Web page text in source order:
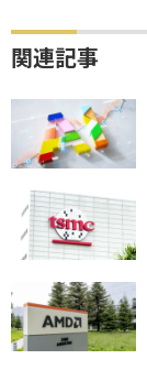
関連記事